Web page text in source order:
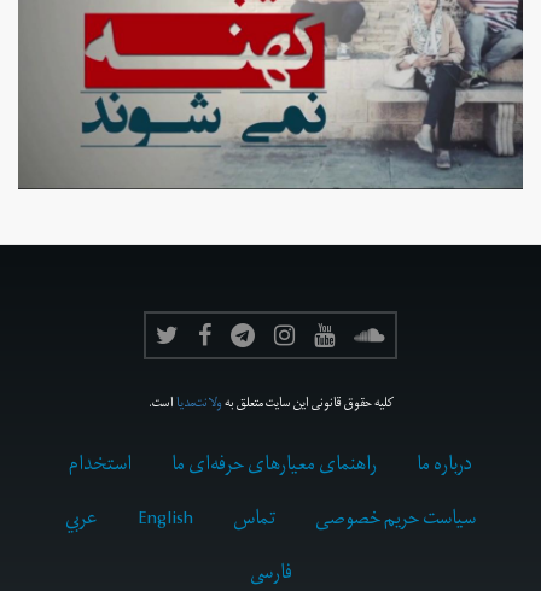
کلیه حقوق قانونی این سایت متعلق بهولانت‌مدیااست.
درباره ما راهنمای معیارهای حرفه‌ای ما
استخدام
سیاست حریم خصوصی
تماس English
عربي
فارسى